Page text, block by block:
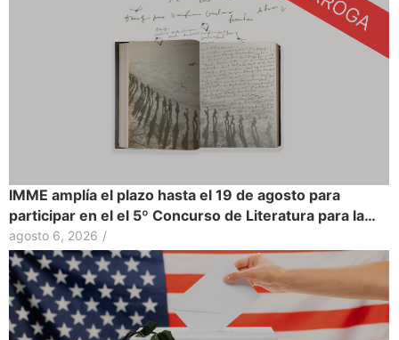
IMME amplía el plazo hasta el 19 de agosto para
participar en el el 5º Concurso de Literatura para la…
agosto 6, 2026 /